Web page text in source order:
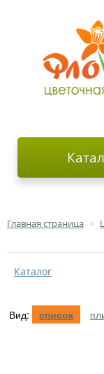
Главная страница
Каталог
Вид: список